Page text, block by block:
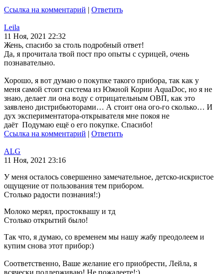
Ссылка на комментарий | Ответить
Leila
11 Ноя, 2021 22:32
Жень, спасибо за столь подробный ответ!
Да, я прочитала твой пост про опыты с сурицей, очень
познавательно.
Хорошо, я вот думаю о покупке такого прибора, так как у
меня самой стоит система из Южной Кории AquaDoc, но я не
знаю, делает ли она воду с отрицательным ОВП, как это
заявлено дистрибьюторами… А стоит она ого-го сколько… И
дух экспериментатора-открывателя мне покоя не
даёт Подумаю ещё о его покупке. Спасибо!
Ссылка на комментарий | Ответить
ALG
11 Ноя, 2021 23:16
У меня осталось совершенно замечательное, детско-искристое
ощущение от пользования тем прибором.
Столько радости познания!:)
Молоко мерял, простоквашу и тд
Столько открытий было!
Так что, я думаю, со временем мы нашу жабу преодолеем и
купим снова этот прибор:)
Соответственно, Ваше желание его приобрести, Лейла, я